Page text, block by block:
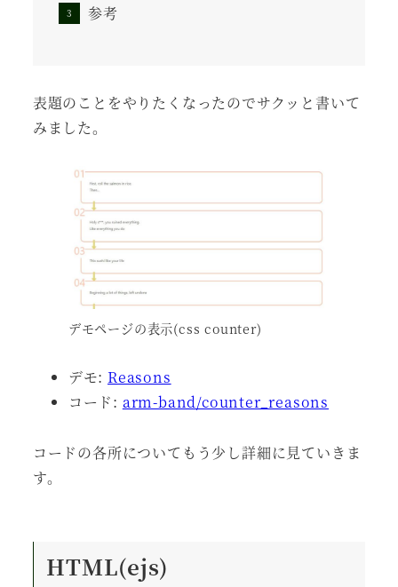
参考
表題のことをやりたくなったのでサクッと書いて
みました。
デモページの表示(css counter)
デモ: Reasons
コード: arm-band/counter_reasons
コードの各所についてもう少し詳細に見ていきま
す。
HTML(ejs)